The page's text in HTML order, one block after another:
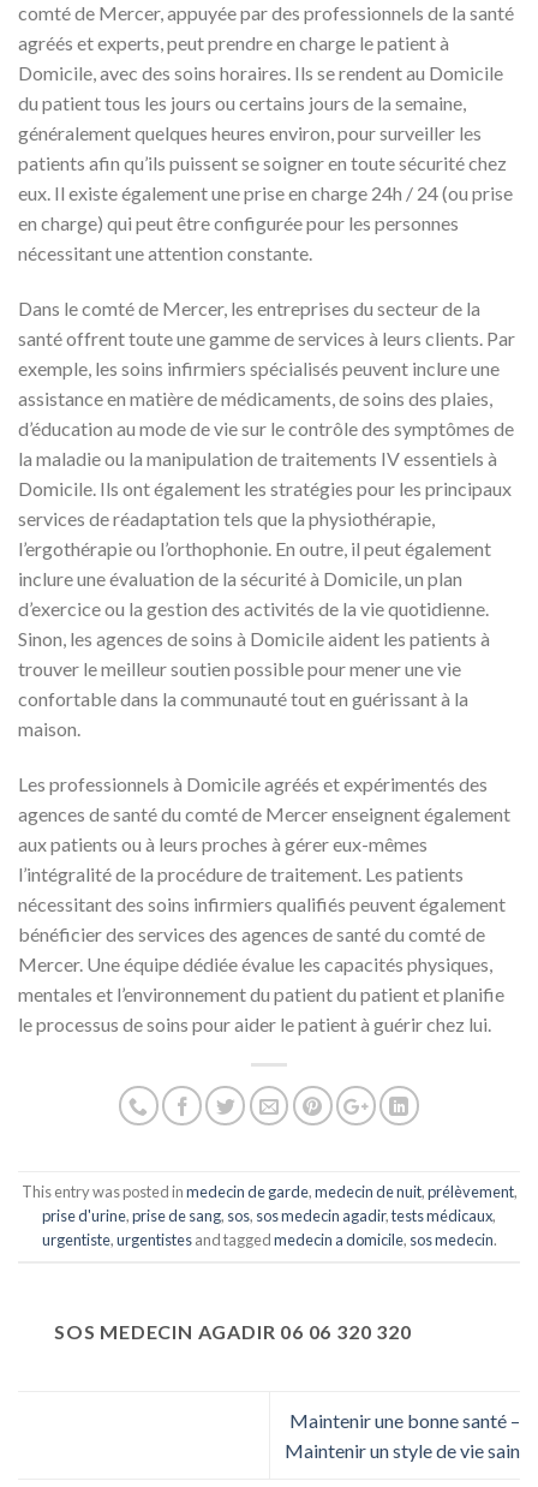
comté de Mercer, appuyée par des professionnels de la santé
agréés et experts, peut prendre en charge le patient à
Domicile, avec des soins horaires. Ils se rendent au Domicile
du patient tous les jours ou certains jours de la semaine,
généralement quelques heures environ, pour surveiller les
patients afin qu’ils puissent se soigner en toute sécurité chez
eux. Il existe également une prise en charge 24h / 24 (ou prise
en charge) qui peut être configurée pour les personnes
nécessitant une attention constante.
Dans le comté de Mercer, les entreprises du secteur de la
santé offrent toute une gamme de services à leurs clients. Par
exemple, les soins infirmiers spécialisés peuvent inclure une
assistance en matière de médicaments, de soins des plaies,
d’éducation au mode de vie sur le contrôle des symptômes de
la maladie ou la manipulation de traitements IV essentiels à
Domicile. Ils ont également les stratégies pour les principaux
services de réadaptation tels que la physiothérapie,
l’ergothérapie ou l’orthophonie. En outre, il peut également
inclure une évaluation de la sécurité à Domicile, un plan
d’exercice ou la gestion des activités de la vie quotidienne.
Sinon, les agences de soins à Domicile aident les patients à
trouver le meilleur soutien possible pour mener une vie
confortable dans la communauté tout en guérissant à la
maison.
Les professionnels à Domicile agréés et expérimentés des
agences de santé du comté de Mercer enseignent également
aux patients ou à leurs proches à gérer eux-mêmes
l’intégralité de la procédure de traitement. Les patients
nécessitant des soins infirmiers qualifiés peuvent également
bénéficier des services des agences de santé du comté de
Mercer. Une équipe dédiée évalue les capacités physiques,
mentales et l’environnement du patient du patient et planifie
le processus de soins pour aider le patient à guérir chez lui.
This entry was posted inmedecin de garde,medecin de nuit,prélèvement,
prise d'urine,prise de sang, sos, sos medecin agadir,tests médicaux,
urgentiste,urgentistesand taggedmedecin a domicile, sos medecin.
SOS MEDECIN AGADIR 06 06 320 320
Maintenir une bonne santé –
Maintenir un style de vie sain